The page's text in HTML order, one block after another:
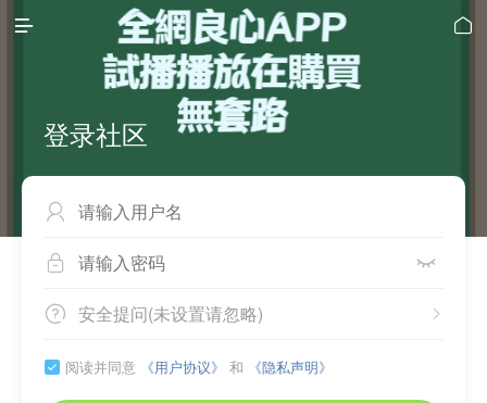
 
登录社区

 
 
安全提问(未设置请忽略)
 阅读并同意 《用户协议》 和 《隐私声明》